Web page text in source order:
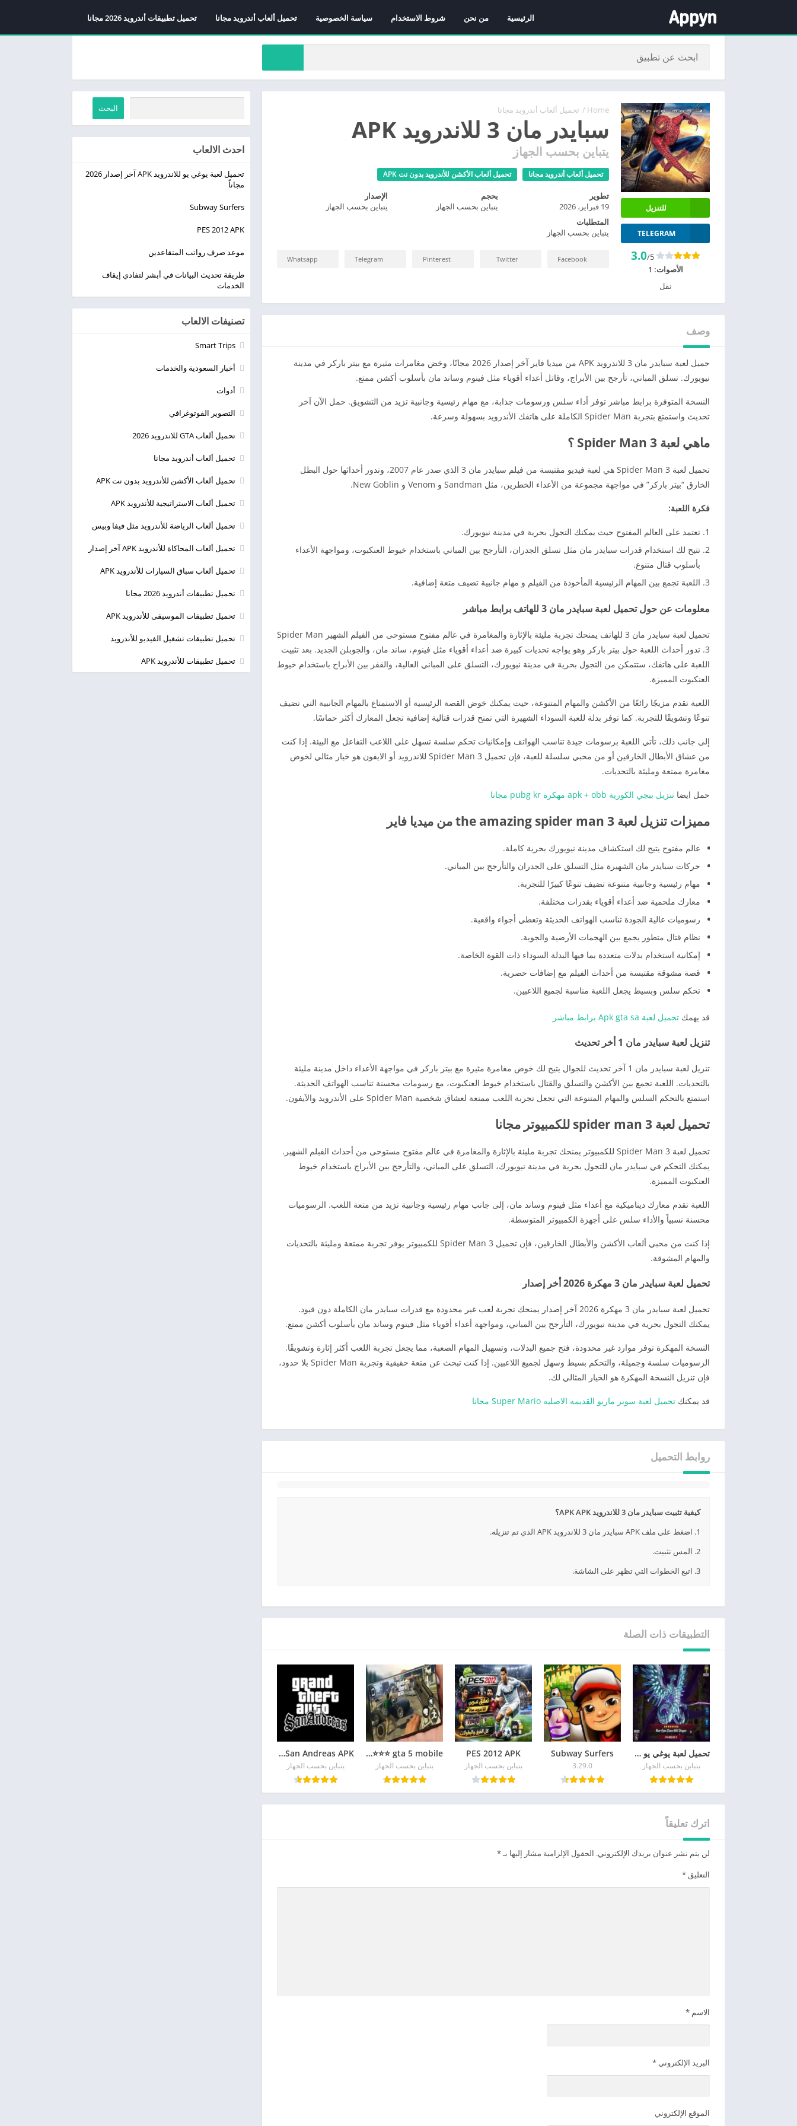
الرئيسية من نحن شروط الاستخدام سياسة الخصوصية تحميل ألعاب أندرويد مجانا تحميل تطبيقات أندرويد 2026 مجانا
Home
/ تحميل ألعاب أندرويد مجانا
سبايدر مان 3 للاندرويد APK
يتباين بحسب الجهاز
تحميل ألعاب أندرويد مجانا تحميل ألعاب الأكشن للأندرويد بدون نت APK
للتنزيل
TELEGRAM
3.0/5
الأصوات: 1
نقل
تطوير
19 فبراير، 2026
بحجم
يتباين بحسب الجهاز
الإصدار
يتباين بحسب الجهاز
المتطلبات
يتباين بحسب الجهاز
Facebook
Twitter
Pinterest
Telegram
Whatsapp
وصف
حميل لعبة سبايدر مان 3 للاندرويد APK من ميديا فاير آخر إصدار 2026 مجانًا، وخض مغامرات مثيرة مع بيتر باركر في مدينة
نيويورك. تسلق المباني، تأرجح بين الأبراج، وقاتل أعداء أقوياء مثل فينوم وساند مان بأسلوب أكشن ممتع.
النسخة المتوفرة برابط مباشر توفر أداء سلس ورسومات جذابة، مع مهام رئيسية وجانبية تزيد من التشويق. حمل الآن آخر
تحديث واستمتع بتجربة Spider Man الكاملة على هاتفك الأندرويد بسهولة وسرعة.
ماهي لعبة Spider Man 3 ؟
تحميل لعبة Spider Man 3 هي لعبة فيديو مقتبسة من فيلم سبايدر مان 3 الذي صدر عام 2007، وتدور أحداثها حول البطل
الخارق “بيتر باركر” في مواجهة مجموعة من الأعداء الخطرين، مثل Sandman و Venom و New Goblin.
فكرة اللعبة:
تعتمد على العالم المفتوح حيث يمكنك التجول بحرية في مدينة نيويورك.
تتيح لك استخدام قدرات سبايدر مان مثل تسلق الجدران، التأرجح بين المباني باستخدام خيوط العنكبوت، ومواجهة الأعداء
بأسلوب قتال متنوع.
اللعبة تجمع بين المهام الرئيسية المأخوذة من الفيلم و مهام جانبية تضيف متعة إضافية.
معلومات عن حول تحميل لعبة سبايدر مان 3 للهاتف برابط مباشر
تحميل لعبة سبايدر مان 3 للهاتف يمنحك تجربة مليئة بالإثارة والمغامرة في عالم مفتوح مستوحى من الفيلم الشهير Spider Man
3. تدور أحداث اللعبة حول بيتر باركر وهو يواجه تحديات كبيرة ضد أعداء أقوياء مثل فينوم، ساند مان، والجوبلن الجديد. بعد تثبيت
اللعبة على هاتفك، ستتمكن من التجول بحرية في مدينة نيويورك، التسلق على المباني العالية، والقفز بين الأبراج باستخدام خيوط
العنكبوت المميزة.
اللعبة تقدم مزيجًا رائعًا من الأكشن والمهام المتنوعة، حيث يمكنك خوض القصة الرئيسية أو الاستمتاع بالمهام الجانبية التي تضيف
تنوعًا وتشويقًا للتجربة. كما توفر بدلة للعبة السوداء الشهيرة التي تمنح قدرات قتالية إضافية تجعل المعارك أكثر حماسًا.
إلى جانب ذلك، تأتي اللعبة برسومات جيدة تناسب الهواتف وإمكانيات تحكم سلسة تسهل على اللاعب التفاعل مع البيئة. إذا كنت
من عشاق الأبطال الخارقين أو من محبي سلسلة للعبة، فإن تحميل Spider Man 3 للاندرويد أو الايفون هو خيار مثالي لخوض
مغامرة ممتعة ومليئة بالتحديات.
حمل ايضا تنزيل ببجي الكورية apk + obb مهكرة pubg kr مجانا
مميزات تنزيل لعبة the amazing spider man 3 من ميديا فاير
عالم مفتوح يتيح لك استكشاف مدينة نيويورك بحرية كاملة.
حركات سبايدر مان الشهيرة مثل التسلق على الجدران والتأرجح بين المباني.
مهام رئيسية وجانبية متنوعة تضيف تنوعًا كبيرًا للتجربة.
معارك ملحمية ضد أعداء أقوياء بقدرات مختلفة.
رسوميات عالية الجودة تناسب الهواتف الحديثة وتعطي أجواء واقعية.
نظام قتال متطور يجمع بين الهجمات الأرضية والجوية.
إمكانية استخدام بدلات متعددة بما فيها البدلة السوداء ذات القوة الخاصة.
قصة مشوقة مقتبسة من أحداث الفيلم مع إضافات حصرية.
تحكم سلس وبسيط يجعل اللعبة مناسبة لجميع اللاعبين.
قد يهمك تحميل لعبة Apk gta sa برابط مباشر
تنزيل لعبة سبايدر مان 1 أخر تحديث
تنزيل لعبة سبايدر مان 1 آخر تحديث للجوال يتيح لك خوض مغامرة مثيرة مع بيتر باركر في مواجهة الأعداء داخل مدينة مليئة
بالتحديات. اللعبة تجمع بين الأكشن والتسلق والقتال باستخدام خيوط العنكبوت، مع رسومات محسنة تناسب الهواتف الحديثة.
استمتع بالتحكم السلس والمهام المتنوعة التي تجعل تجربة اللعب ممتعة لعشاق شخصية Spider Man على الأندرويد والآيفون.
تحميل لعبة spider man 3 للكمبيوتر مجانا
تحميل لعبة Spider Man 3 للكمبيوتر يمنحك تجربة مليئة بالإثارة والمغامرة في عالم مفتوح مستوحى من أحداث الفيلم الشهير.
يمكنك التحكم في سبايدر مان للتجول بحرية في مدينة نيويورك، التسلق على المباني، والتأرجح بين الأبراج باستخدام خيوط
العنكبوت المميزة.
اللعبة تقدم معارك ديناميكية مع أعداء مثل فينوم وساند مان، إلى جانب مهام رئيسية وجانبية تزيد من متعة اللعب. الرسوميات
محسنة نسبياً والأداء سلس على أجهزة الكمبيوتر المتوسطة.
إذا كنت من محبي ألعاب الأكشن والأبطال الخارقين، فإن تحميل Spider Man 3 للكمبيوتر يوفر تجربة ممتعة ومليئة بالتحديات
والمهام المشوقة.
تحميل لعبة سبايدر مان 3 مهكرة 2026 أخر إصدار
تحميل لعبة سبايدر مان 3 مهكرة 2026 آخر إصدار يمنحك تجربة لعب غير محدودة مع قدرات سبايدر مان الكاملة دون قيود.
يمكنك التجول بحرية في مدينة نيويورك، التأرجح بين المباني، ومواجهة أعداء أقوياء مثل فينوم وساند مان بأسلوب أكشن ممتع.
النسخة المهكرة توفر موارد غير محدودة، فتح جميع البدلات، وتسهيل المهام الصعبة، مما يجعل تجربة اللعب أكثر إثارة وتشويقًا.
الرسوميات سلسة وجميلة، والتحكم بسيط وسهل لجميع اللاعبين. إذا كنت تبحث عن متعة حقيقية وتجربة Spider Man بلا حدود،
فإن تنزيل النسخة المهكرة هو الخيار المثالي لك.
قد يمكنك تحميل لعبة سوبر ماريو القديمه الاصليه Super Mario مجانا
روابط التحميل
كيفية تثبيت سبايدر مان 3 للاندرويد APK APK؟
1. اضغط على ملف APK سبايدر مان 3 للاندرويد APK الذي تم تنزيله.
2. المس تثبيت.
3. اتبع الخطوات التي تظهر على الشاشة.
التطبيقات ذات الصلة
تحميل لعبة يوغي يو للاندرويد APK آخر إصدار 2026 مجاناً
يتباين بحسب الجهاز
Subway Surfers
3.29.0
PES 2012 APK
يتباين بحسب الجهاز
gta 5 mobile ⭐⭐⭐⭐⭐
يتباين بحسب الجهاز
GTA San Andreas APK
يتباين بحسب الجهاز
اترك تعليقاً
لن يتم نشر عنوان بريدك الإلكتروني. الحقول الإلزامية مشار إليها بـ*
التعليق*
الاسم *
البريد الإلكتروني *
الموقع الإلكتروني
البحث
احدث الالعاب
تحميل لعبة يوغي يو للاندرويد APK آخر إصدار 2026
مجاناً
Subway Surfers
PES 2012 APK
موعد صرف رواتب المتقاعدين
طريقة تحديث البيانات في أبشر لتفادي إيقاف
الخدمات
تصنيفات الالعاب
Smart Trips
أخبار السعودية والخدمات
أدوات
التصوير الفوتوغرافي
تحميل ألعاب GTA للاندرويد 2026
تحميل ألعاب أندرويد مجانا
تحميل ألعاب الأكشن للأندرويد بدون نت APK
تحميل ألعاب الاستراتيجية للأندرويد APK
تحميل ألعاب الرياضة للأندرويد مثل فيفا وبيس
تحميل ألعاب المحاكاة للأندرويد APK آخر إصدار
تحميل ألعاب سباق السيارات للأندرويد APK
تحميل تطبيقات أندرويد 2026 مجانا
تحميل تطبيقات الموسيقى للأندرويد APK
تحميل تطبيقات تشغيل الفيديو للأندرويد
تحميل تطبيقات للأندرويد APK